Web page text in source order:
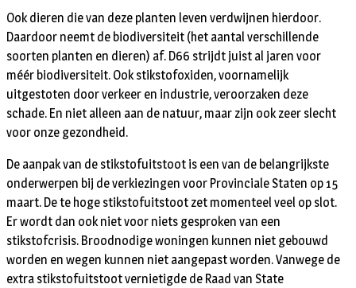
Ook dieren die van deze planten leven verdwijnen hierdoor.
Daardoor neemt de biodiversiteit (het aantal verschillende
soorten planten en dieren) af. D66 strijdt juist al jaren voor
méér biodiversiteit. Ook stikstofoxiden, voornamelijk
uitgestoten door verkeer en industrie, veroorzaken deze
schade. En niet alleen aan de natuur, maar zijn ook zeer slecht
voor onze gezondheid.
De aanpak van de stikstofuitstoot is een van de belangrijkste
onderwerpen bij de verkiezingen voor Provinciale Staten op 15
maart. De te hoge stikstofuitstoot zet momenteel veel op slot.
Er wordt dan ook niet voor niets gesproken van een
stikstofcrisis. Broodnodige woningen kunnen niet gebouwd
worden en wegen kunnen niet aangepast worden. Vanwege de
extra stikstofuitstoot vernietigde de Raad van State